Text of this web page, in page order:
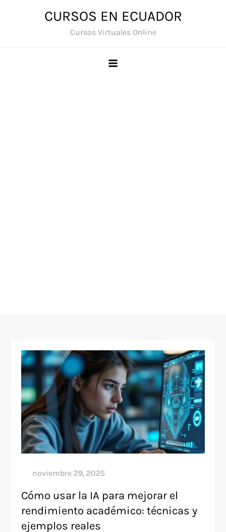
CURSOS EN ECUADOR
Cursos Virtuales Online
Cómo usar la IA para mejorar el
rendimiento académico: técnicas y
ejemplos reales